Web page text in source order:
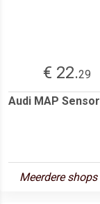
€ 22.29
Audi MAP Sensor
Meerdere shops